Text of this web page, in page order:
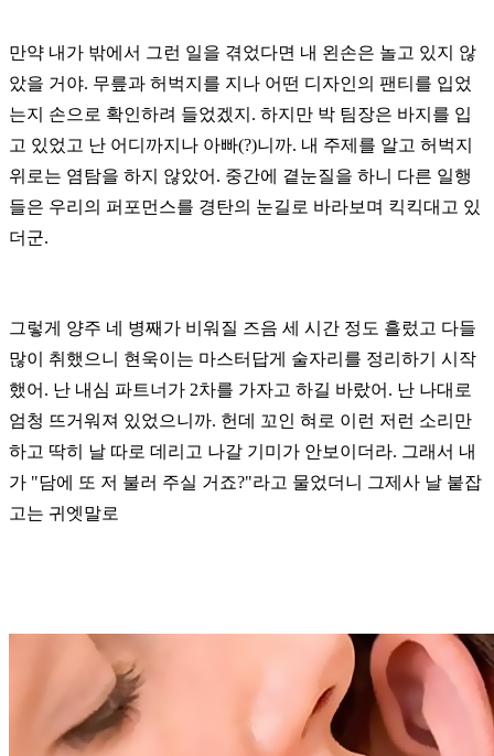
만약 내가 밖에서 그런 일을 겪었다면 내 왼손은 놀고 있지 않
았을 거야. 무릎과 허벅지를 지나 어떤 디자인의 팬티를 입었
는지 손으로 확인하려 들었겠지. 하지만 박 팀장은 바지를 입
고 있었고 난 어디까지나 아빠(?)니까. 내 주제를 알고 허벅지
위로는 염탐을 하지 않았어. 중간에 곁눈질을 하니 다른 일행
들은 우리의 퍼포먼스를 경탄의 눈길로 바라보며 킥킥대고 있
더군.
그렇게 양주 네 병째가 비워질 즈음 세 시간 정도 흘렀고 다들
많이 취했으니 현욱이는 마스터답게 술자리를 정리하기 시작
했어. 난 내심 파트너가 2차를 가자고 하길 바랐어. 난 나대로
엄청 뜨거워져 있었으니까. 헌데 꼬인 혀로 이런 저런 소리만
하고 딱히 날 따로 데리고 나갈 기미가 안보이더라. 그래서 내
가 "담에 또 저 불러 주실 거죠?"라고 물었더니 그제사 날 붙잡
고는 귀엣말로